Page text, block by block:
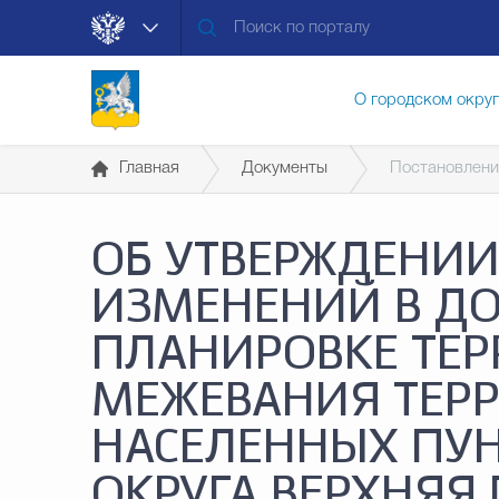
О городском
Муниципальные
Общественная
Открытые данные
Главная Документы
ОБ
ИЗМЕНЕНИЙ В
ПЛАНИРОВКЕ
МЕЖЕВАНИЯ
НАСЕЛЕННЫХ